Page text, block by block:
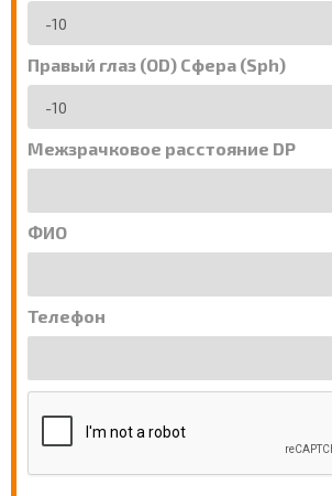
Правый глаз (OD) Сфера (Sph)
Межзрачковое расстояние DP
ФИО
Телефон